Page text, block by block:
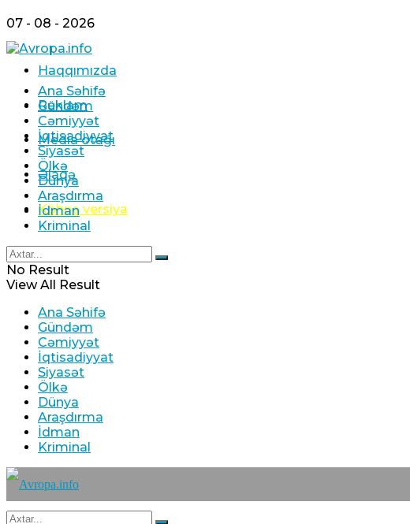
07 - 08 - 2026
Haqqımızda
Reklam
Media otağı
Əlaqə
Köhnə versiya
Ana Səhifə
Gündəm
Cəmiyyət
İqtisadiyyat
Siyasət
Ölkə
Dünya
Araşdırma
İdman
Kriminal
No Result
View All Result
Ana Səhifə
Gündəm
Cəmiyyət
İqtisadiyyat
Siyasət
Ölkə
Dünya
Araşdırma
İdman
Kriminal